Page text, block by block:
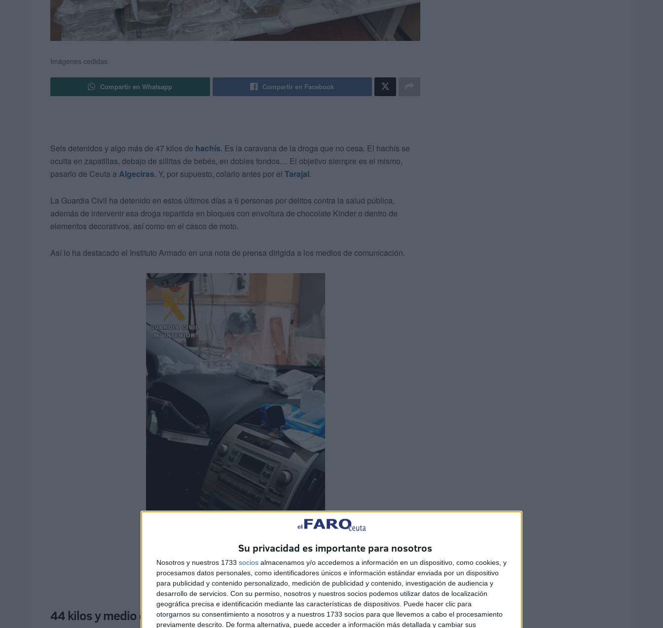
Su privacidad es importante para nosotros
Nosotros y nuestros 1733 socios almacenamos y/o accedemos a información en un dispositivo, como cookies, y
procesamos datos personales, como identificadores únicos e información estándar enviada por un dispositivo
para publicidad y contenido personalizado, medición de publicidad y contenido, investigación de audiencia y
desarrollo de servicios. Con su permiso, nosotros y nuestros socios podemos utilizar datos de localización
geográfica precisa e identificación mediante las características de dispositivos. Puede hacer clic para
otorgarnos su consentimiento a nosotros y a nuestros 1733 socios para que llevemos a cabo el procesamiento
previamente descrito. De forma alternativa, puede acceder a información más detallada y cambiar sus
Imágenes cedidas
Compartir en Whatsapp Compartir en Facebook
Seis detenidos y algo más de 47 kilos de hachís. Es la caravana de la droga que no cesa. El hachís se
oculta en zapatillas, debajo de sillitas de bebés, en dobles fondos… El objetivo siempre es el mismo,
pasarlo de Ceuta a Algeciras. Y, por supuesto, colarlo antes por el Tarajal.
La Guardia Civil ha detenido en estos últimos días a 6 personas por delitos contra la salud pública,
además de intervenir esa droga repartida en bloques con envoltura de chocolate Kinder o dentro de
elementos decorativos, así como en el casco de moto.
Así lo ha destacado el Instituto Armado en una nota de prensa dirigida a los medios de comunicación.
44 kilos y medio dentro del salpicadero